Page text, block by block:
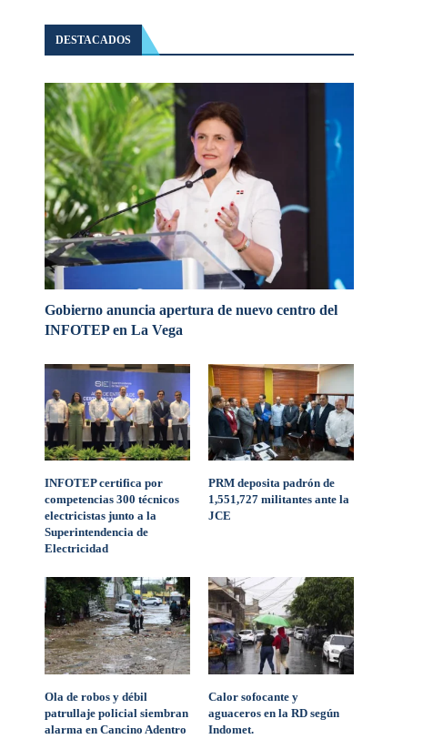
DESTACADOS
Gobierno anuncia apertura de nuevo centro del
INFOTEP en La Vega
INFOTEP certifica por
competencias 300 técnicos
electricistas junto a la
Superintendencia de
Electricidad
PRM deposita padrón de
1,551,727 militantes ante la
JCE
Ola de robos y débil
patrullaje policial siembran
alarma en Cancino Adentro
Calor sofocante y
aguaceros en la RD según
Indomet.